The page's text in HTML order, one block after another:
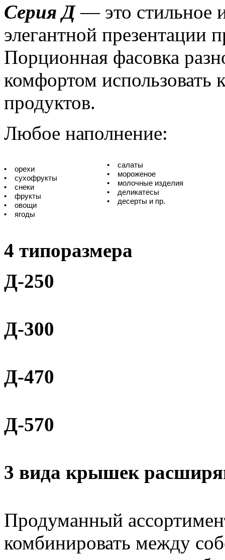
Серия Д— это стильное
элегантной презентации
Порционная фасовка
комфортом использовать
продуктов.
Любое наполнение:
• орехи
• сухофрукты
• снеки
• фрукты
• овощи
• ягоды
• салаты
• мороженое
• молочные изделия
• деликатесы
• десерты и пр.
4 типоразмера
Д-250
Д-300
Д-470
Д-570
3 вида крышек
Продуманный
комбинировать между